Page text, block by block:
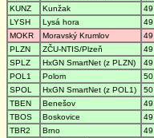
KUNZ
Kunžak 49
LYSH
Lysá hora 49
MOKR
Moravský Krumlov 49
PLZN
ZČU-NTIS/Plzeň 49
SPLZ
HxGN SmartNet (z PLZN) 49
POL1
Polom 50
SPOL
HxGN SmartNet (z POL1) 50
TBEN
Benešov 49
TBOS
Boskovice 49
TBR2
Brno 49